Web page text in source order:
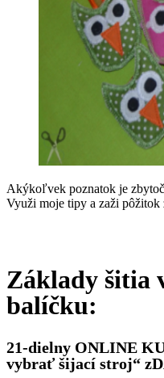
Akýkoľvek poznatok je
Využi moje tipy a zaži pôžitok
Základy šitia
balíčku:
21-dielny ONLINE
vybrať šijací stroj“